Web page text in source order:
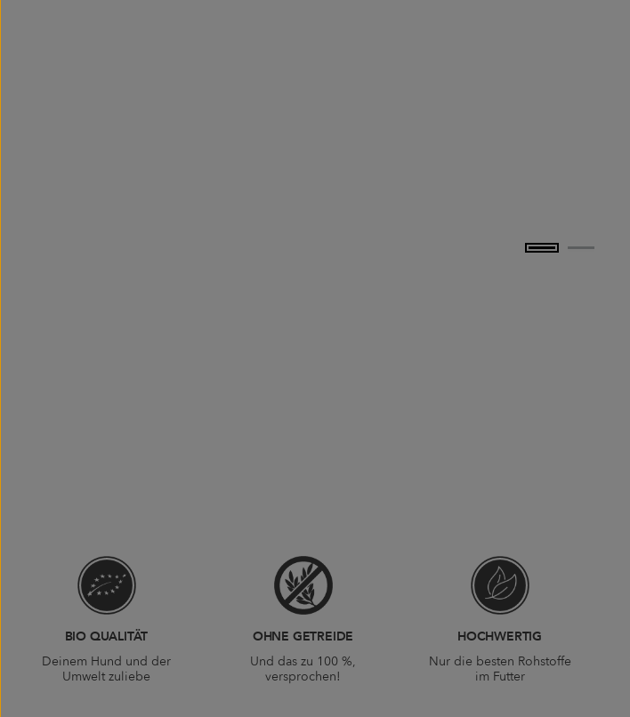
BIO QUALITÄT
Deinem Hund und der
Umwelt zuliebe
OHNE GETREIDE
Und das zu 100 %,
versprochen!
HOCHWERTIG
Nur die besten Rohstoffe
im Futter